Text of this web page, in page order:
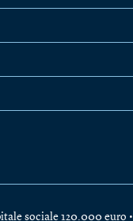
sociale 120.000 euro •